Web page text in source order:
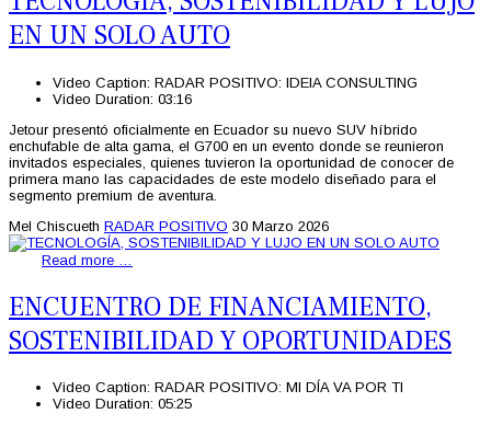
EN UN SOLO AUTO
Video Caption: RADAR POSITIVO: IDEIA CONSULTING
Video Duration: 03:16
Jetour presentó oficialmente en Ecuador su nuevo SUV híbrido
enchufable de alta gama, el G700 en un evento donde se reunieron
invitados especiales, quienes tuvieron la oportunidad de conocer de
primera mano las capacidades de este modelo diseñado para el
segmento premium de aventura.
Mel Chiscueth RADAR POSITIVO 30 Marzo 2026
Read more …
ENCUENTRO DE FINANCIAMIENTO,
SOSTENIBILIDAD Y OPORTUNIDADES
Video Caption: RADAR POSITIVO: MI DÍA VA POR TI
Video Duration: 05:25